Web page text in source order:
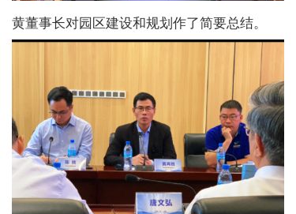
黄董事长对园区建设和规划作了简要总结。